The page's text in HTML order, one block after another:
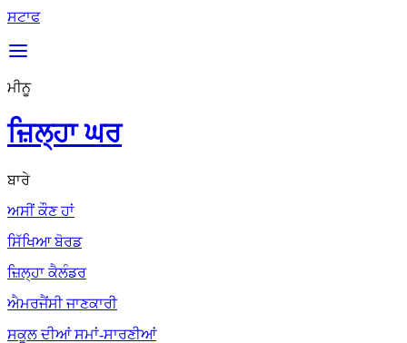
ਸਟਾਫ
ਮੀਨੂ
ਜ਼ਿਲ੍ਹਾ ਘਰ
ਬਾਰੇ
ਅਸੀਂ ਕੌਣ ਹਾਂ
ਸਿੱਖਿਆ ਬੋਰਡ
ਜ਼ਿਲ੍ਹਾ ਕੈਲੰਡਰ
ਐਮਰਜੈਂਸੀ ਜਾਣਕਾਰੀ
ਸਕੂਲ ਦੀਆਂ ਸਮਾਂ-ਸਾਰਣੀਆਂ